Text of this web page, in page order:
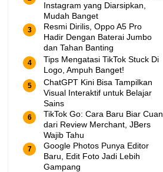
Instagram yang Diarsipkan,
Mudah Banget
Resmi Dirilis, Oppo A5 Pro
Hadir Dengan Baterai Jumbo
dan Tahan Banting
Tips Mengatasi TikTok Stuck Di
Logo, Ampuh Banget!
ChatGPT Kini Bisa Tampilkan
Visual Interaktif untuk Belajar
Sains
TikTok Go: Cara Baru Biar Cuan
dari Review Merchant, JBers
Wajib Tahu
Google Photos Punya Editor
Baru, Edit Foto Jadi Lebih
Gampang